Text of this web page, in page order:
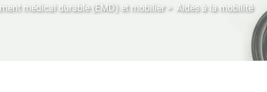
médical durable (EMD) et mobilier> Aides à la mobilité